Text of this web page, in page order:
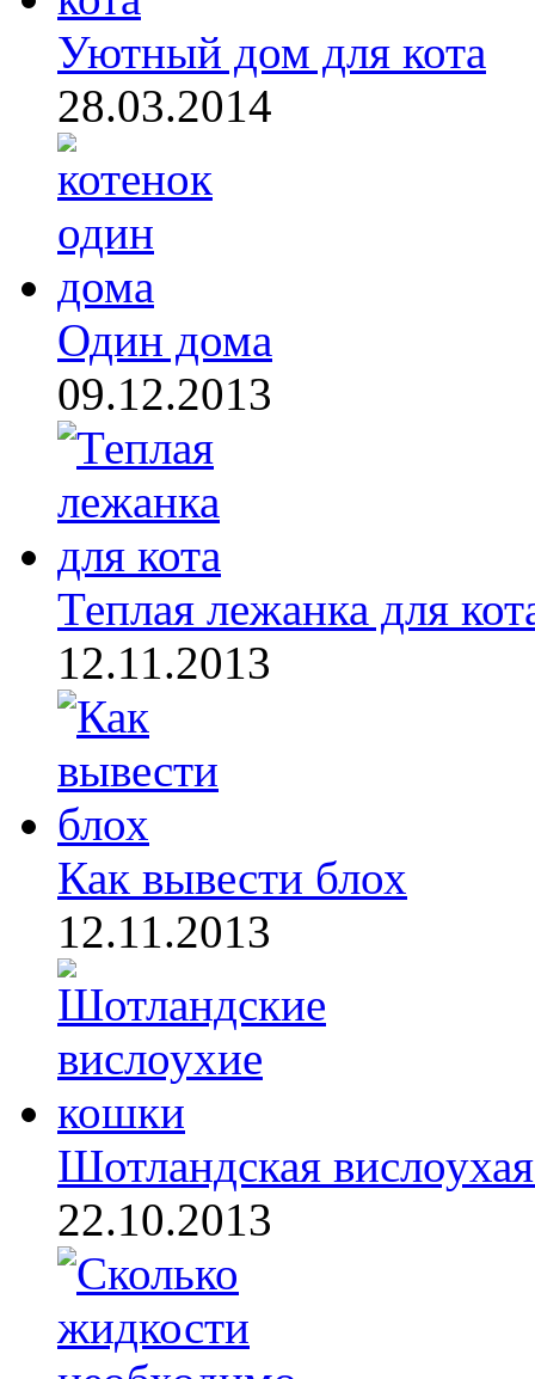
Уютный дом для кота
28.03.2014
Один дома
09.12.2013
Теплая лежанка для
12.11.2013
Как вывести блох
12.11.2013
Шотландская
22.10.2013